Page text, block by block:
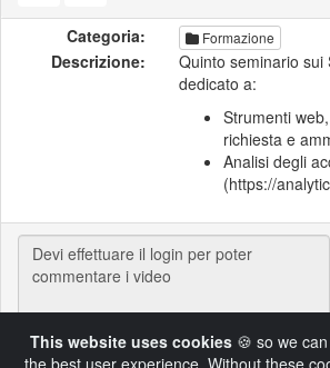
Categoria: Formazione
Descrizione:
Quinto seminario sui
dedicato a:
Strumenti
richiesta e
Analisi degli
(https://
Load More
This website uses cookies🍪 so we
the best user experience. Without these